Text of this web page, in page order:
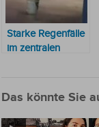
Starke Regenfälle
im zentralen
Das könnte Sie